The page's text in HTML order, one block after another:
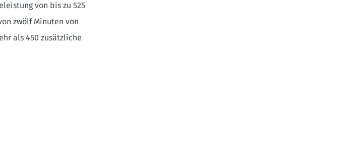
von bis zu 525
zwölf Minuten von
als 450 zusätzliche